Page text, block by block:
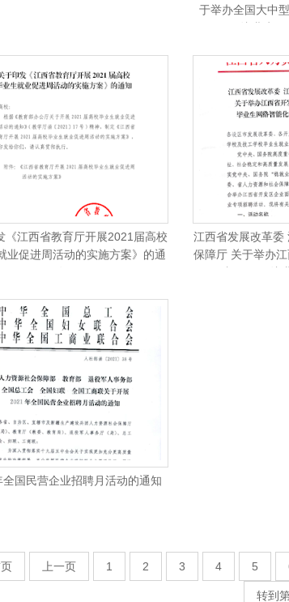
于举办全国大中
《江西省教育厅开展2021届高校
业促进周活动的实施方案》的通
江西省发展改革委
保障厅 关于举办
国民营企业招聘月活动的通知
上一页 1 2 3 4 5
转到